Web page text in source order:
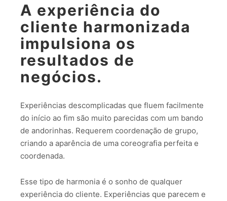
A experiência do
cliente harmonizada
impulsiona os
resultados de
negócios.
Experiências descomplicadas que fluem facilmente
do início ao fim são muito parecidas com um bando
de andorinhas. Requerem coordenação de grupo,
criando a aparência de uma coreografia perfeita e
coordenada.
Esse tipo de harmonia é o sonho de qualquer
experiência do cliente. Experiências que parecem e